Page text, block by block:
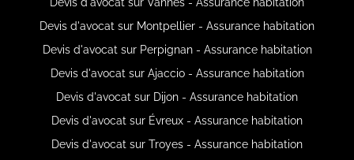
Devis d'avocat sur Montpellier - Assurance habitation
Devis d'avocat sur Perpignan - Assurance habitation
Devis d'avocat sur Ajaccio - Assurance habitation
Devis d'avocat sur Dijon - Assurance habitation
Devis d'avocat sur Évreux - Assurance habitation
Devis d'avocat sur Troyes - Assurance habitation